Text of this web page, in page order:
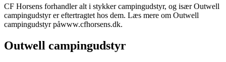
CF Horsens forhandler alt i stykker campingudstyr, og især Outwell
campingudstyr er eftertragtet hos dem. Læs mere om Outwell
campingudstyr påwww.cfhorsens.dk.
Outwell campingudstyr